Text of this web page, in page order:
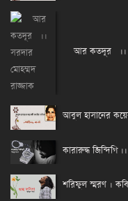
আর কতদূর ।।
আবুল হাসানের
কারারুদ্ধ জিন্দিগি
শরিফুল স্মরণ ।